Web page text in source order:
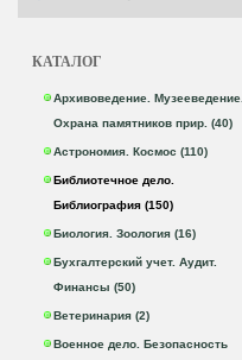
КАТАЛОГ
Архивоведение. Музееведение.
Охрана памятников прир. (40)
Астрономия. Космос (110)
Библиотечное дело.
Библиография (150)
Биология. Зоология (16)
Бухгалтерский учет. Аудит.
Финансы (50)
Ветеринария (2)
Военное дело. Безопасность